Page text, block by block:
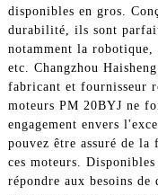
disponibles en gros.
durabilité, ils sont
notamment la robotique,
etc. Changzhou
fabricant et fournisseur
moteurs PM 20BYJ ne
engagement envers
pouvez être assuré de la
ces moteurs.
répondre aux besoins